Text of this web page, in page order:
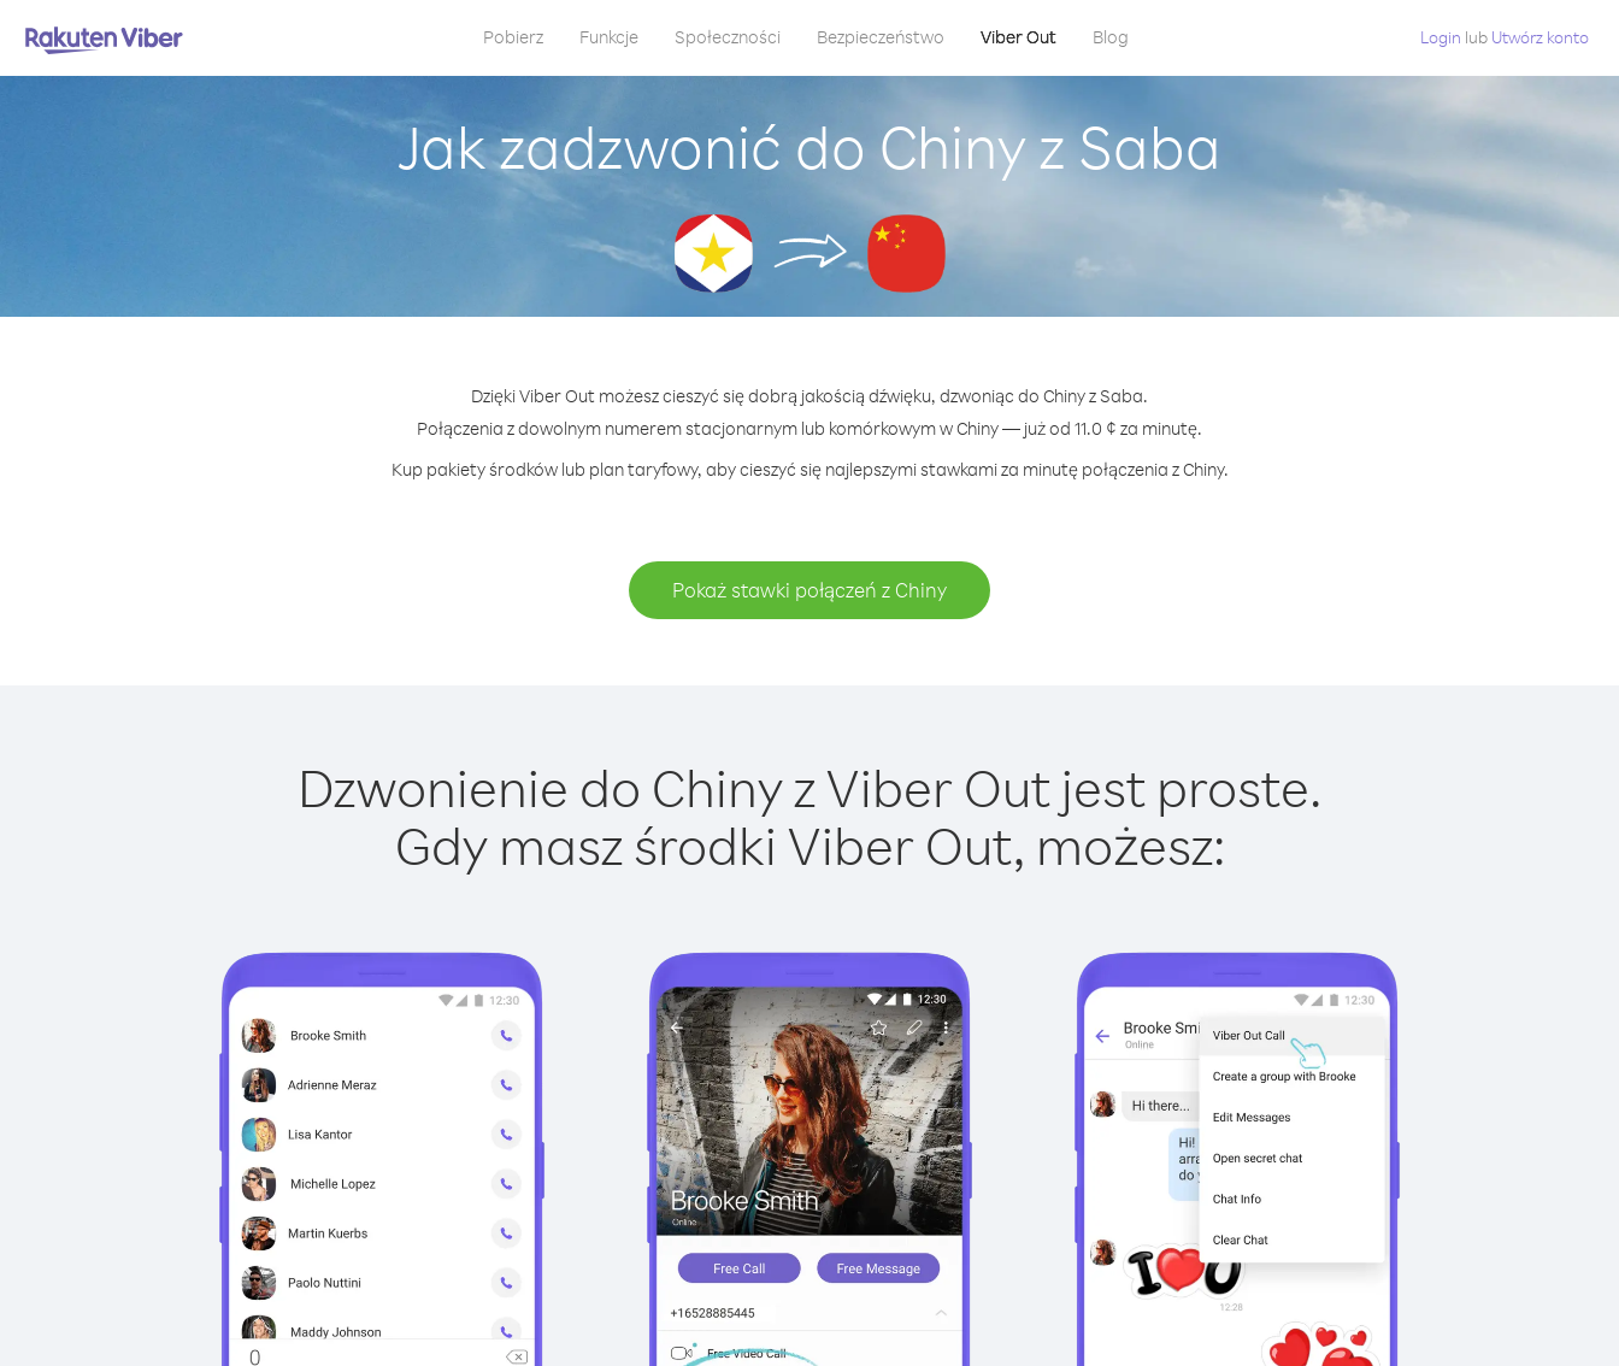
Pobierz Funkcje Społeczności Bezpieczeństwo Viber Out Blog Login lub Utwórz konto
Jak zadzwonić do Chiny z Saba
Dzięki Viber Out możesz cieszyć się dobrą jakością dźwięku, dzwoniąc do Chiny z Saba.
Połączenia z dowolnym numerem stacjonarnym lub komórkowym w Chiny — już od 11.0 ¢ za minutę.
Kup pakiety środków lub plan taryfowy, aby cieszyć się najlepszymi stawkami za minutę połączenia z Chiny.
Pokaż stawki połączeń z Chiny
Dzwonienie do Chiny z Viber Out jest proste.
Gdy masz środki Viber Out, możesz: